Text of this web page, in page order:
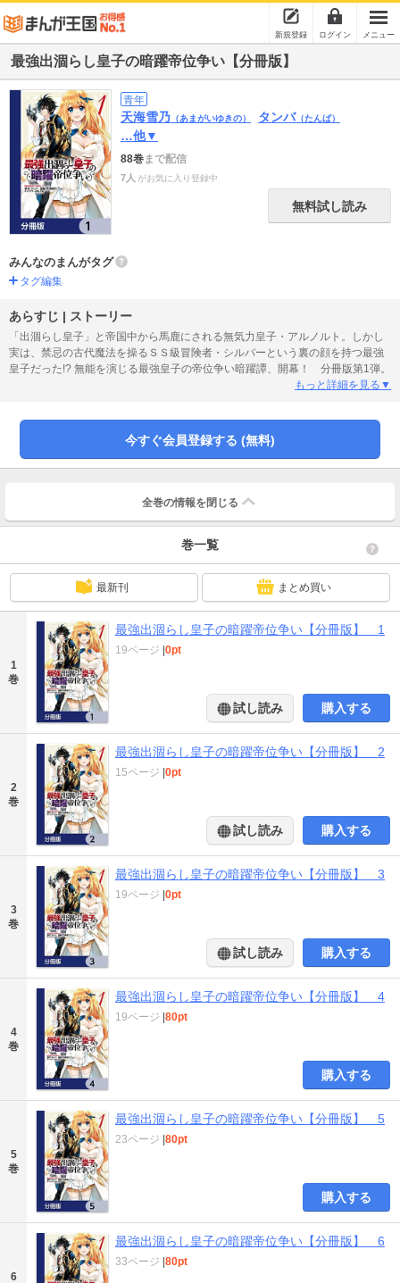
新規登録 ログイン メニュー
最強出涸らし皇子の暗躍帝位争い【分冊版】
青年
天海雪乃 （あまがいゆきの） タンバ （たんば）
…他▼
88巻まで配信
7人 がお気に入り登録中
無料試し読み
みんなのまんがタグ
タグ編集
あらすじ | ストーリー
「出涸らし皇子」と帝国中から馬鹿にされる無気力皇子・アルノルト。しかし
実は、禁忌の古代魔法を操るＳＳ級冒険者・シルバーという裏の顔を持つ最強
皇子だった!? 無能を演じる最強皇子の帝位争い暗躍譚、開幕！ 分冊版第1弾。
もっと詳細を見る▼
今すぐ会員登録する (無料)
全巻の情報を 閉じる
巻一覧
最新刊 まとめ買い
1
巻
最強出涸らし皇子の暗躍帝位争い【分冊版】 1
19ページ |0pt
試し読み 購入する
2
巻
最強出涸らし皇子の暗躍帝位争い【分冊版】 2
15ページ |0pt
試し読み 購入する
3
巻
最強出涸らし皇子の暗躍帝位争い【分冊版】 3
19ページ |0pt
試し読み 購入する
4
巻
最強出涸らし皇子の暗躍帝位争い【分冊版】 4
19ページ |80pt
購入する
5
巻
最強出涸らし皇子の暗躍帝位争い【分冊版】 5
23ページ |80pt
購入する
6
最強出涸らし皇子の暗躍帝位争い【分冊版】 6
33ページ |80pt